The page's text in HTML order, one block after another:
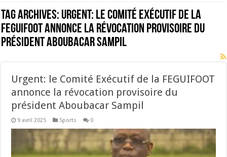
Tag Archives: Urgent: le Comité Exécutif de la
FEGUIFOOT annonce la révocation provisoire du
président Aboubacar Sampil
Urgent: le Comité Exécutif de la FEGUIFOOT
annonce la révocation provisoire du
président Aboubacar Sampil
9 avril 2025 Sports 0